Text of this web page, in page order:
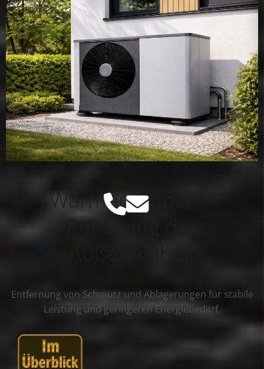
Wärmepumpen –
Reinigung der
Entfernung von Schmutz und Ablagerungen für stabile
Leistung und geringeren Energiebedarf.